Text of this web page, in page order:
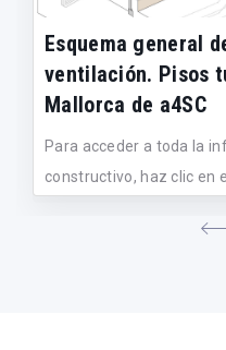
Esquema general
ventilación. Pisos
Mallorca de a4SC
Para acceder a toda la
constructivo, haz clic en